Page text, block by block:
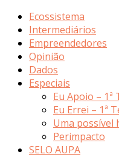
Ecossistema
Intermediários
Empreendedores
Opinião
Dados
Especiais
Eu Apoio – 1ª
Eu Errei – 1ª
Uma possível
Perimpacto
SELO AUPA